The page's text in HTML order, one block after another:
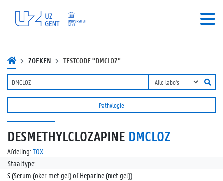
ZOEKEN TESTCODE "DMCLOZ"
Pathologie
DESMETHYLCLOZAPINE DMCLOZ
Afdeling: TOX
Staaltype:
S (Serum (oker met gel) of Heparine (met gel))